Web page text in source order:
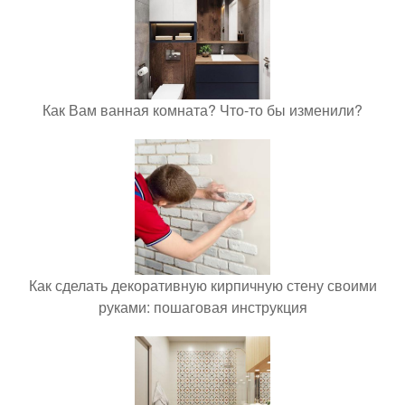
Как Вам ванная комната? Что-то бы изменили?
Как сделать декоративную кирпичную стену своими
руками: пошаговая инструкция